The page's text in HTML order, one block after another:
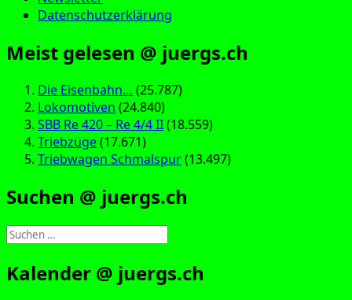
Datenschutzerklärung
Meist gelesen @ juergs.ch
Die Eisenbahn… (25.787)
Lokomotiven (24.840)
SBB Re 420 – Re 4/4 II(18.559)
Triebzüge(17.671)
Triebwagen Schmalspur(13.497)
Suchen @ juergs.ch
Suchen
nach:
Kalender @ juergs.ch